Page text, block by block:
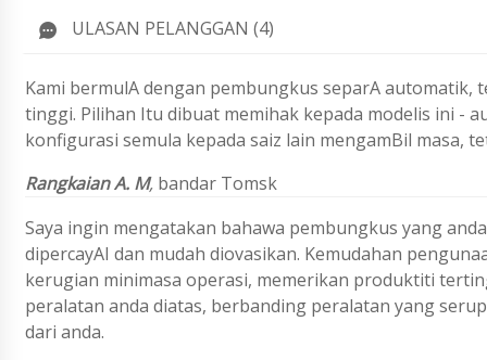
ULASAN PELANGGAN (4)
Kami bermulA dengan pembungkus separA
tinggi. Pilihan Itu dibuat memihak kepada modelis ini -
konfigurasi semula kepada saiz lain mengamBil masa,
Rangkaian A. M, bandar Tomsk
Saya ingin mengatakan bahawa pembungkus yang
dipercayAI dan mudah diovasikan. Kemudahan
kerugian minimasa operasi, memerikan produktiti
peralatan anda diatas, berbanding peralatan yang
dari anda.